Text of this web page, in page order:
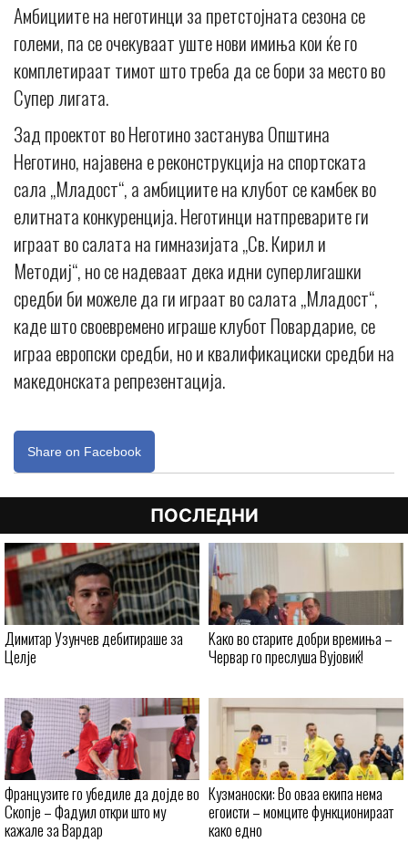
Амбициите на неготинци за претстојната сезона се
големи, па се очекуваат уште нови имиња кои ќе го
комплетираат тимот што треба да се бори за место во
Супер лигата.
Зад проектот во Неготино застанува Општина
Неготино, најавена е реконструкција на спортската
сала „Младост“, а амбициите на клубот се камбек во
елитната конкуренција. Неготинци натпреварите ги
играат во салата на гимназијата „Св. Кирил и
Методиј“, но се надеваат дека идни суперлигашки
средби би можеле да ги играат во салата „Младост“,
каде што своевремено играше клубот Повардарие, се
играа европски средби, но и квалификациски средби на
македонската репрезентација.
Share on Facebook
ПОСЛЕДНИ
Димитар Узунчев дебитираше за
Целје
Kaко во старите добри времиња –
Червар го преслуша Вујовиќ!
Французите го убедиле да дојде во
Скопје – Фадуил откри што му
кажале за Вардар
Кузманоски: Во оваа екипа нема
егоисти – момците функционираат
како едно